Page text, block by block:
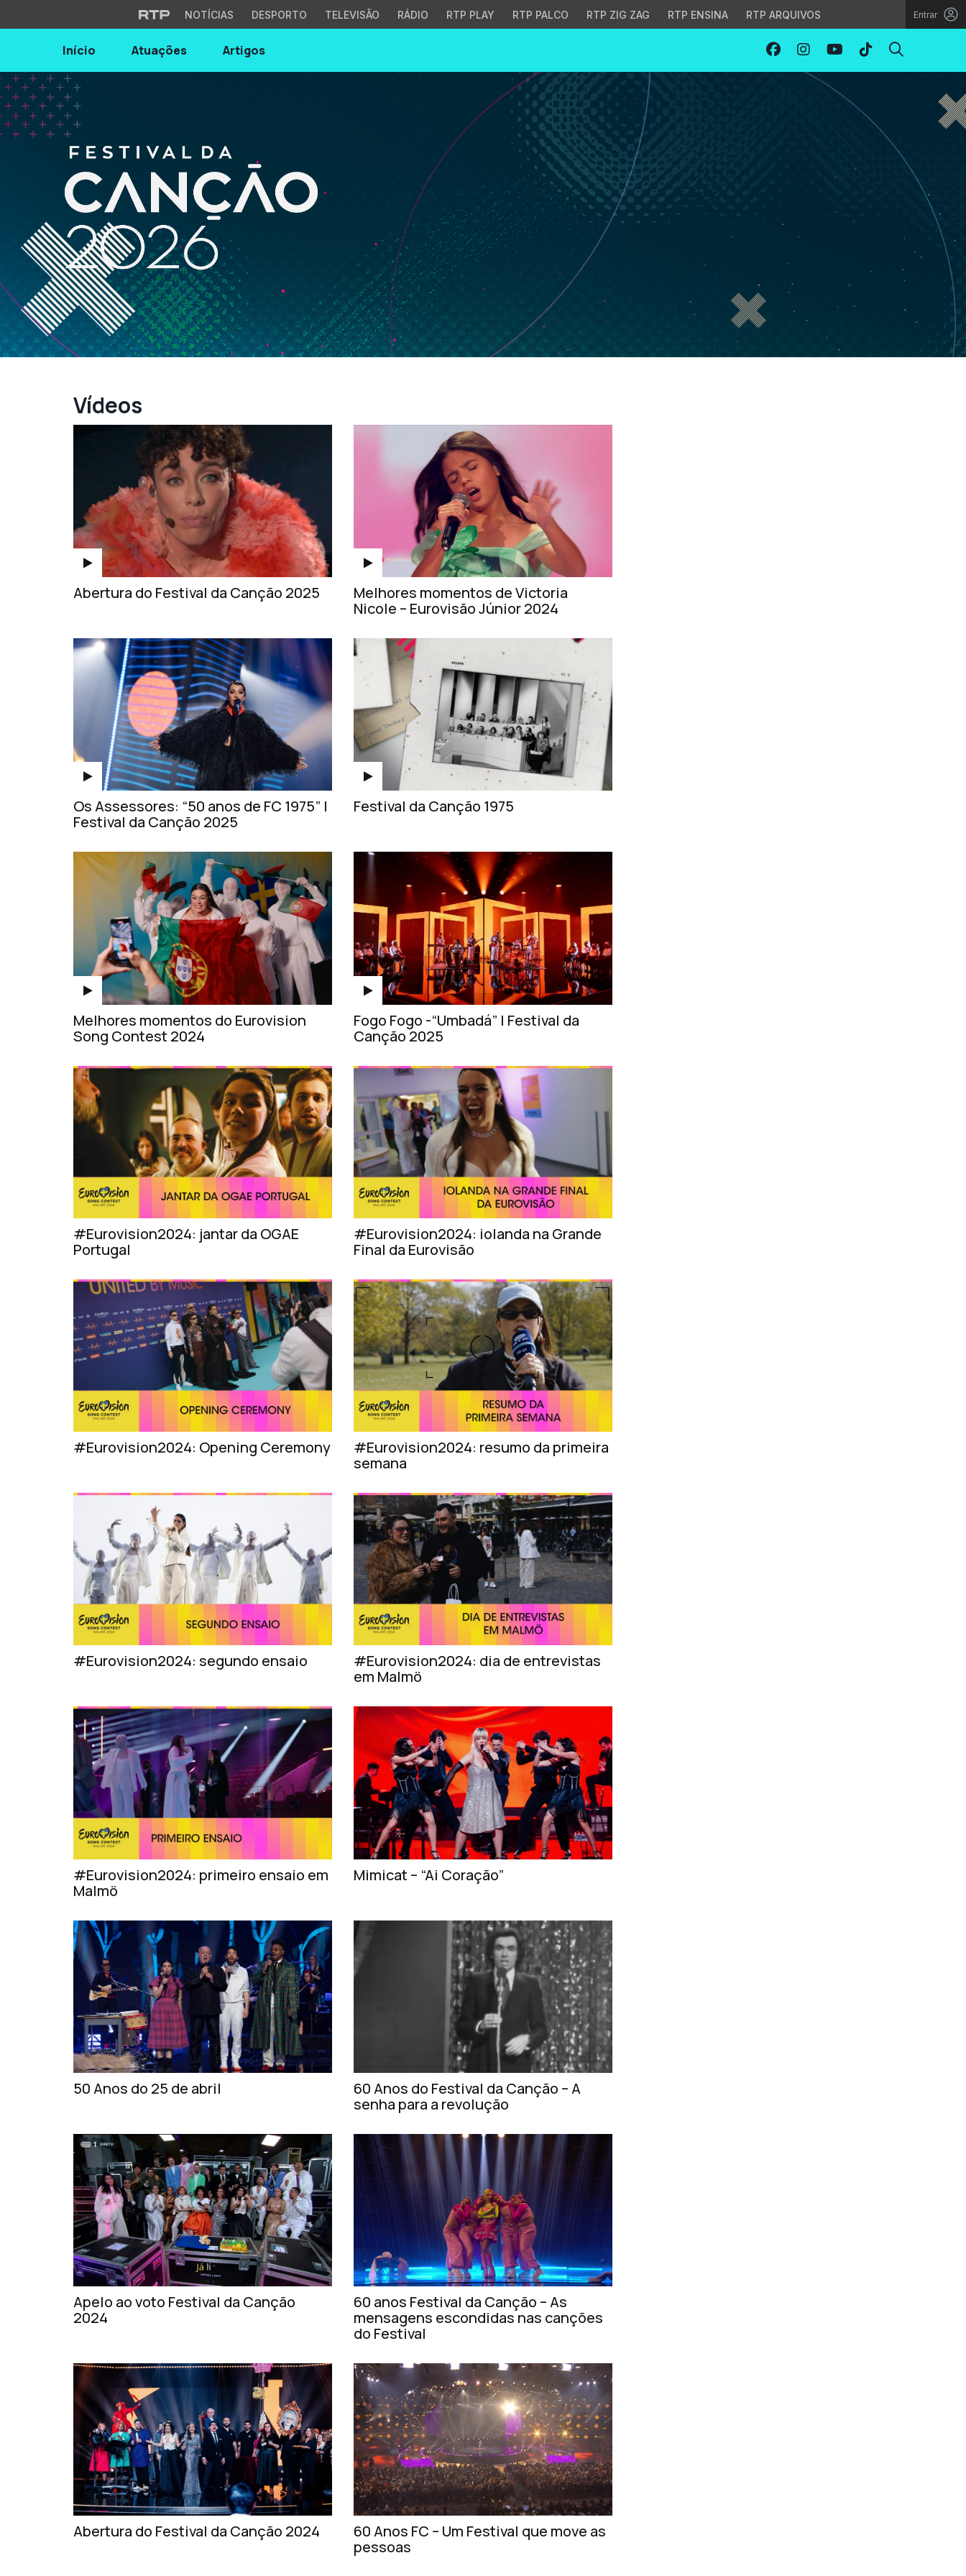
NOTÍCIAS DESPORTO TELEVISÃO RÁDIO RTP PLAY RTP PALCO RTP ZIG ZAG RTP ENSINA RTP ARQUIVOS Entrar
Início Atuações Artigos
Vídeos
Abertura do Festival da Canção 2025
Melhores momentos de Victoria
Nicole – Eurovisão Júnior 2024
Os Assessores: “50 anos de FC 1975” |
Festival da Canção 2025
Festival da Canção 1975
Melhores momentos do Eurovision
Song Contest 2024
Fogo Fogo -“Umbadá” | Festival da
Canção 2025
#Eurovision2024: jantar da OGAE
Portugal
#Eurovision2024: iolanda na Grande
Final da Eurovisão
#Eurovision2024: Opening Ceremony
#Eurovision2024: resumo da primeira
semana
#Eurovision2024: segundo ensaio
#Eurovision2024: dia de entrevistas
em Malmö
#Eurovision2024: primeiro ensaio em
Malmö
Mimicat – “Ai Coração”
50 Anos do 25 de abril
60 Anos do Festival da Canção – A
senha para a revolução
Apelo ao voto Festival da Canção
2024
60 anos Festival da Canção – As
mensagens escondidas nas canções
do Festival
Abertura do Festival da Canção 2024
60 Anos FC – Um Festival que move as
pessoas